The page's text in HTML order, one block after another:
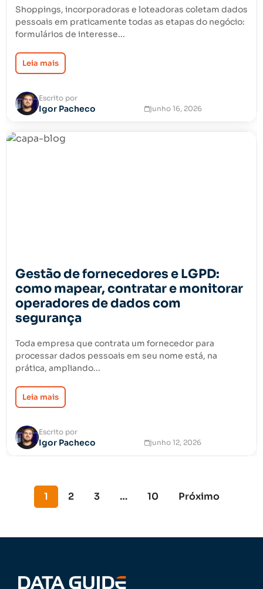
Shoppings, incorporadoras e loteadoras coletam dados
pessoais em praticamente todas as etapas do negócio:
formulários de interesse...
Leia mais
Escrito por
Igor Pacheco junho 16, 2026
Gestão de fornecedores e LGPD:
como mapear, contratar e monitorar
operadores de dados com
segurança
Toda empresa que contrata um fornecedor para
processar dados pessoais em seu nome está, na
prática, ampliando...
Leia mais
Escrito por
Igor Pacheco junho 12, 2026
1 2 3 … 10 Próximo